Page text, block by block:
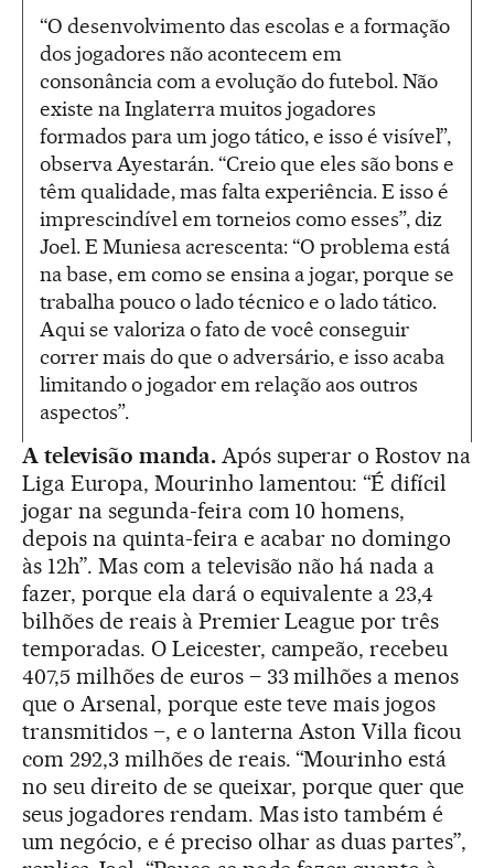
“O desenvolvimento das escolas e a formação
dos jogadores não acontecem em
consonância com a evolução do futebol. Não
existe na Inglaterra muitos jogadores
formados para um jogo tático, e isso é visível”,
observa Ayestarán. “Creio que eles são bons e
têm qualidade, mas falta experiência. E isso é
imprescindível em torneios como esses”, diz
Joel. E Muniesa acrescenta: “O problema está
na base, em como se ensina a jogar, porque se
trabalha pouco o lado técnico e o lado tático.
Aqui se valoriza o fato de você conseguir
correr mais do que o adversário, e isso acaba
limitando o jogador em relação aos outros
aspectos”.
A televisão manda.Após superar o Rostov na
Liga Europa, Mourinho lamentou: “É difícil
jogar na segunda-feira com 10 homens,
depois na quinta-feira e acabar no domingo
às 12h”. Mas com a televisão não há nada a
fazer, porque ela dará o equivalente a 23,4
bilhões de reais à Premier League por três
temporadas. O Leicester, campeão, recebeu
407,5 milhões de euros – 33 milhões a menos
que o Arsenal, porque este teve mais jogos
transmitidos –, e o lanterna Aston Villa ficou
com 292,3 milhões de reais. “Mourinho está
no seu direito de se queixar, porque quer que
seus jogadores rendam. Mas isto também é
um negócio, e é preciso olhar as duas partes”,